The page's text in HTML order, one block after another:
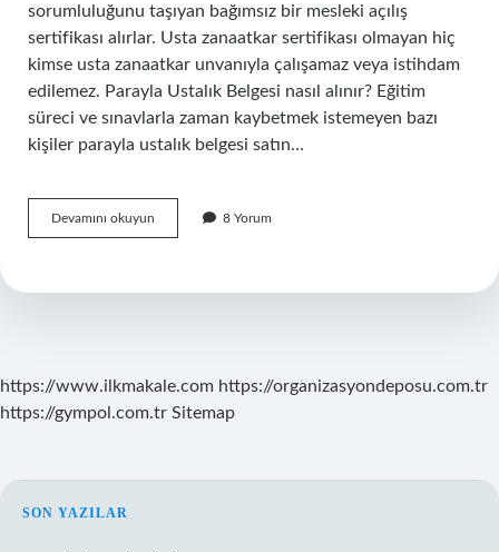
sorumluluğunu taşıyan bağımsız bir mesleki açılış
sertifikası alırlar. Usta zanaatkar sertifikası olmayan hiç
kimse usta zanaatkar unvanıyla çalışamaz veya istihdam
edilemez. Parayla Ustalık Belgesi nasıl alınır? Eğitim
süreci ve sınavlarla zaman kaybetmek istemeyen bazı
kişiler parayla ustalık belgesi satın…
Devamını okuyun
Belgesi
Açabilir
8 Yorum
https://www.ilkmakale.com https://organizasyondeposu.com.tr
https://gympol.com.tr Sitemap
SIDEBAR
SON YAZILAR